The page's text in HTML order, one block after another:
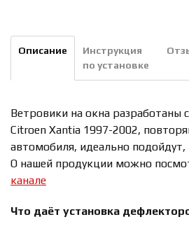
Описание
Инструкция
по установке
Ветровики на окна разработаны
Citroen Xantia 1997-2002,
автомобиля, идеально
О нашей продукции можно
канале
Что даёт установка